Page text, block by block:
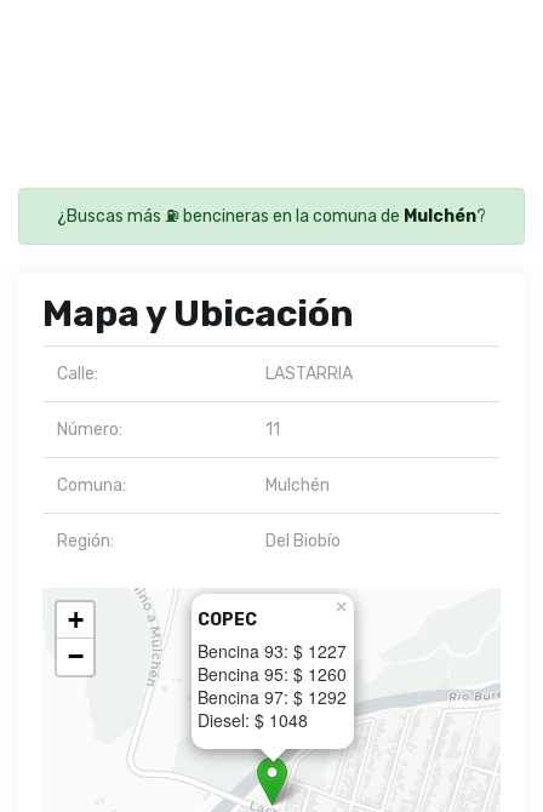
¿Buscas más ⛽ bencineras en la comuna de Mulchén?
Mapa y Ubicación
Calle: LASTARRIA
Número: 11
Comuna: Mulchén
Región: Del Biobío
COPEC
Bencina 93: $ 1227
Bencina 95: $ 1260
Bencina 97: $ 1292
Diesel: $ 1048
×
+
−